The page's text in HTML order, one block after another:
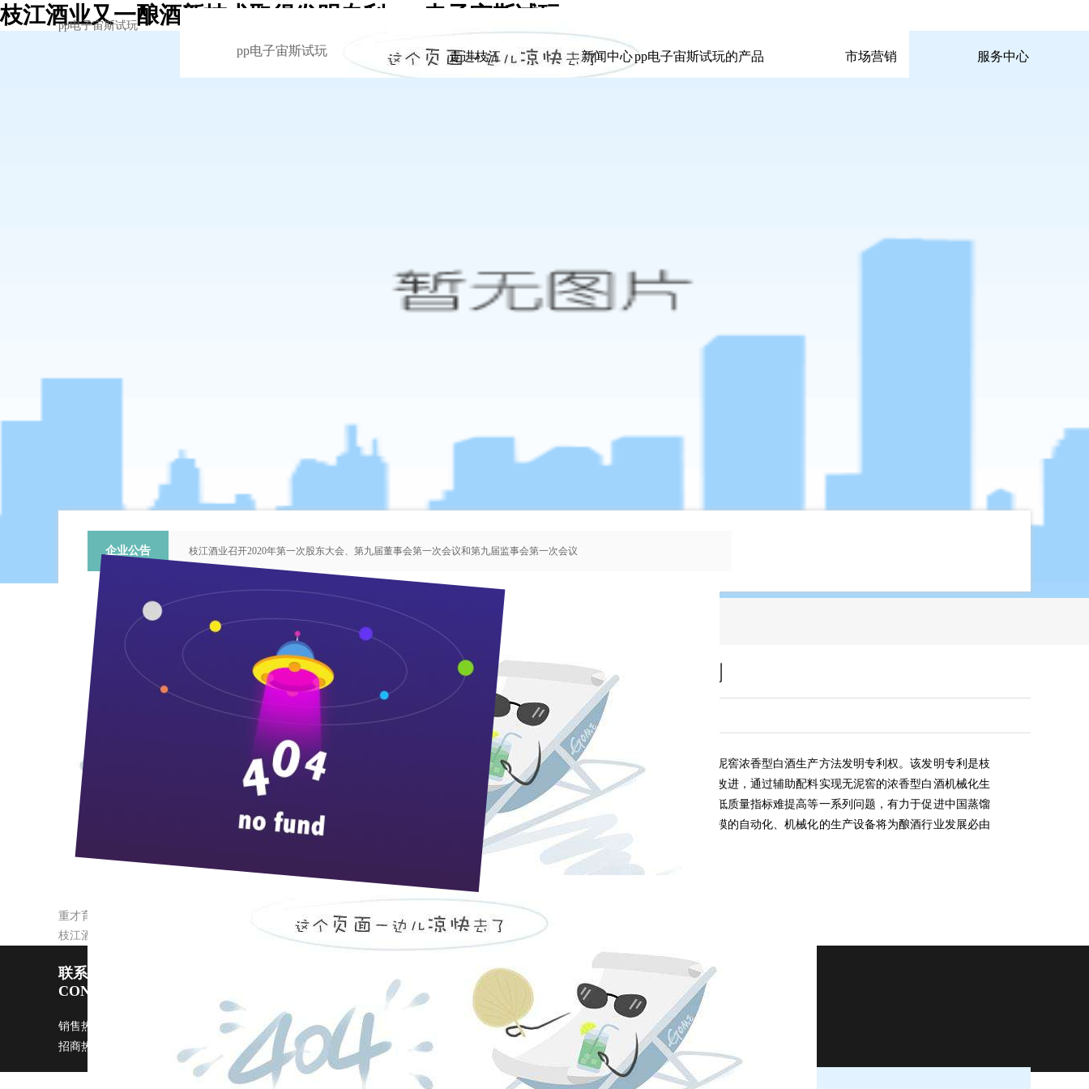
枝江酒业又一酿酒新技术取得发明专利 -pp电子宙斯试玩
pp电子宙斯试玩
pp电子宙斯试玩
走进枝江
新闻中心pp电子宙斯试玩的产品
市场营销
服务中心
企业公告
枝江酒业召开2020年第一次股东大会、第九届董事会第一次会议和第九届监事会第一次会议
关于提名推荐第六届中国青年科技工作者协会会员人选的公示
枝江酒业召开2018年第二次股东大会、第八届董事会第一次会议和第八届监事会第一次会议
枝江酒业召开2015年第一次股东大会、第七届董事会第一次会议和第七届监事会第一次会议
“谦泰吉文苑”征稿启事
枝江酒业又一酿酒新技术取得发明专利
来源：本站 作者：管理员 时间：2013-09-28 浏览 次
近期，枝江酒业又新取得了一项发明专利，国家知识产权局经过依法审查，于2013年8 月7日决定授予枝江酒业申请的无泥窖浓香型白酒生产方法发明专利权。该发明专利是枝
江酒业总工程师李净带领的技术团队经过反复的实验和改进探索出的一项酿酒新技术，是对传统浓香型白酒发酵工艺的技术改进，通过辅助配料实现无泥窖的浓香型白酒机械化生
产模式，解决了传统浓香型白酒工业生产周期长、劳动强度大、卫生条件难以满足清洁生产、生产规模扩大难招工、出酒率低质量指标难提高等一系列问题，有力于促进中国蒸馏
白酒产业创新型发展。枝江酒业一直以来，追求高标准、高统一的产品质量，充分认识到未来利用最新生物技术，采用大规模的自动化、机械化的生产设备将为酿酒行业发展必由
之路，因此，每年不惜投入大量人财物致力于技术创新。目前，枝江酒业已拥有专利 110件。(
重才育才 英才辈出
枝江酒业人才建设硕果累累
联系pp电子宙斯试玩
CONTACT US
销售热线：0717-4229999 广告部：ggb@zi9.com 市场部： scb@zj9.com
pp电子宙斯试玩的售后服务：0717-4294699 人力资源部：0717-4229356
招商热线：0717-4229508 / 4229496 传真：0717-4229368 邮政编码：443200 e-mail：
zj9@zj9.com 地址：湖北省枝江市迎宾大道99号